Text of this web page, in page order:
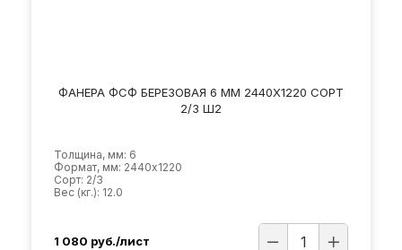
ФАНЕРА ФСФ БЕРЕЗОВАЯ 6 ММ 2440Х1220 СОРТ
2/3 Ш2
Толщина, мм: 6
Формат, мм: 2440х1220
Сорт: 2/3
Вес (кг.): 12.0
1 080 руб./лист